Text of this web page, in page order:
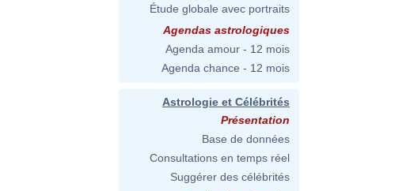
Étude globale avec portraits
Agendas astrologiques
Agenda amour - 12 mois
Agenda chance - 12 mois
Astrologie et Célébrités
Présentation
Base de données
Consultations en temps réel
Suggérer des célébrités